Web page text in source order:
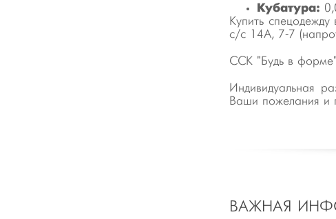
Кубатура:
Купить
с/с 14А, 7-7
ССК "Будь в форме"
Индивидуальная
Ваши пожелания и
ВАЖНАЯ